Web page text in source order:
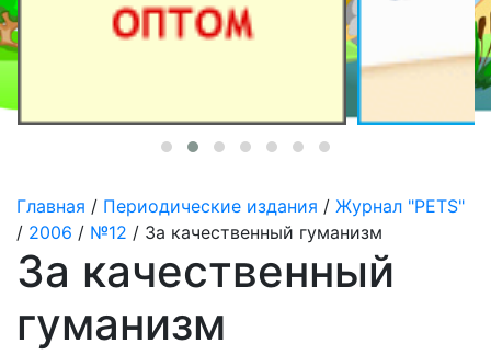
Главная / Периодические издания / Журнал "PETS"
/ 2006 / №12 / За качественный гуманизм
За качественный
гуманизм